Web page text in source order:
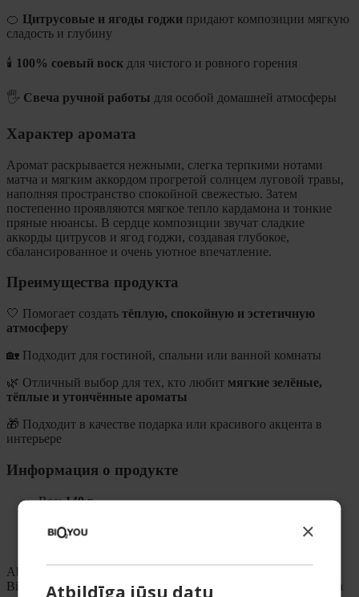
🍊 Цитрусовые и ягоды годжи придают композиции мягкую
сладость и глубину
🕯️ 100% соевый воск для чистого и ровного горения
🖐️ Свеча ручной работы для особой домашней атмосферы
Характер аромата
Аромат раскрывается нежными, слегка терпкими нотами
матча и мягким аккордом прогретой солнцем луговой травы,
наполняя пространство спокойной свежестью. Затем
постепенно проявляются мягкое тепло кардамона и тонкие
пряные нюансы. В сердце композиции звучат сладкие
аккорды цитрусов и ягод годжи, создавая глубокое,
сбалансированное и очень уютное впечатление.
Преимущества продукта
🤍 Помогает создать тёплую, спокойную и эстетичную
атмосферу
🏡 Подходит для гостиной, спальни или ванной комнаты
🌿 Отличный выбор для тех, кто любит мягкие зелёные,
тёплые и утончённые ароматы
🎁 Подходит в качестве подарка или красивого акцента в
интерьере
Информация о продукте
Вес:140 г
Произведено:
About brand
Bio2You — латвийский бренд косметики, создающий уход за
×
Atbildīga jūsu datu